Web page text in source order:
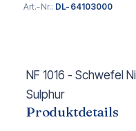
Art.-Nr.: DL-64103000
NF 1016 - Schwefel
Sulphur
Produktdetails